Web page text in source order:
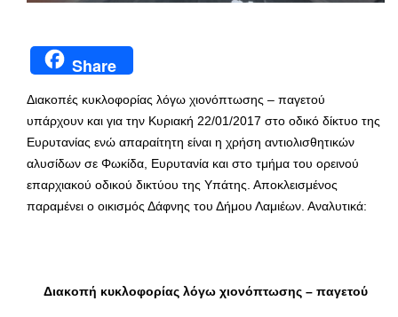
Share
Διακοπές κυκλοφορίας λόγω χιονόπτωσης – παγετού
υπάρχουν και για την Κυριακή 22/01/2017 στο οδικό δίκτυο της
Ευρυτανίας ενώ απαραίτητη είναι η χρήση αντιολισθητικών
αλυσίδων σε Φωκίδα, Ευρυτανία και στο τμήμα του ορεινού
επαρχιακού οδικού δικτύου της Υπάτης. Αποκλεισμένος
παραμένει ο οικισμός Δάφνης του Δήμου Λαμιέων. Αναλυτικά:
Διακοπή κυκλοφορίας λόγω χιονόπτωσης – παγετού